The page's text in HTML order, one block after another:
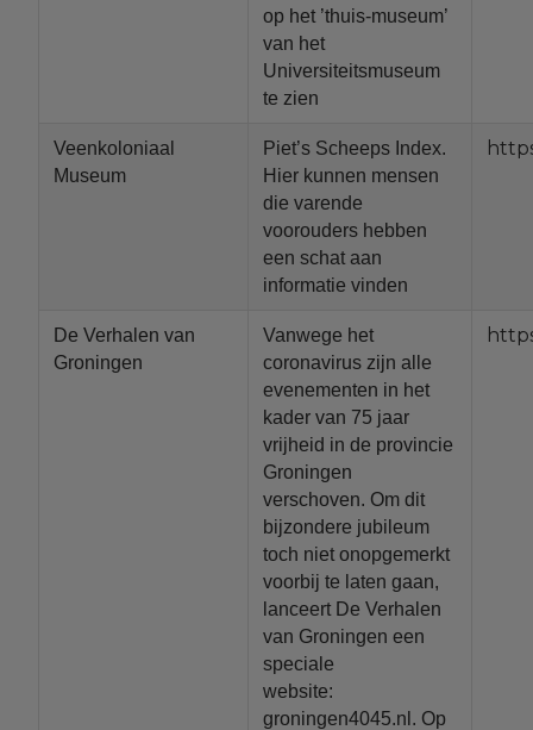
op het ’thuis-museum’
van het
Universiteitsmuseum
te zien
Veenkoloniaal
Museum
Piet’s Scheeps Index.
Hier kunnen mensen
die varende
voorouders hebben
een schat aan
informatie vinden
De Verhalen van
Groningen
Vanwege het
coronavirus zijn alle
evenementen in het
kader van 75 jaar
vrijheid in de provincie
Groningen
verschoven. Om dit
bijzondere jubileum
toch niet onopgemerkt
voorbij te laten gaan,
lanceert De Verhalen
van Groningen een
speciale
website:
groningen4045.nl. Op